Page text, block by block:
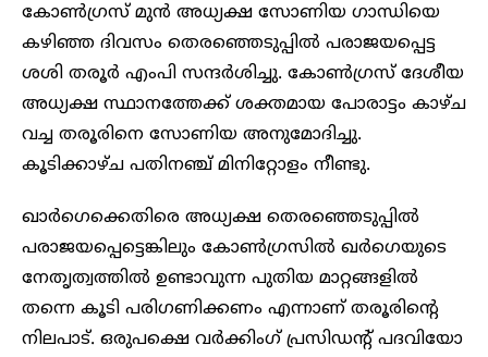
കോണ്‍ഗ്രസ് മുൻ അധ്യക്ഷ സോണിയ ഗാന്ധിയെ
കഴിഞ്ഞ ദിവസം തെരഞ്ഞെടുപ്പിൽ പരാജയപ്പെട്ട
ശശി തരൂര്‍ എംപി സന്ദ‍ര്‍ശിച്ചു. കോൺഗ്രസ് ദേശീയ
അധ്യക്ഷ സ്ഥാനത്തേക്ക് ശക്തമായ പോരാട്ടം കാഴ്ച
വച്ച തരൂരിനെ സോണിയ അനുമോദിച്ചു.
കൂടിക്കാഴ്ച പതിനഞ്ച് മിനിറ്റോളം നീണ്ടു.
ഖാർഗെക്കെതിരെ അധ്യക്ഷ തെരഞ്ഞെടുപ്പിൽ
പരാജയപ്പെട്ടെങ്കിലും കോൺഗ്രസിൽ ഖര്‍ഗെയുടെ
നേതൃത്വത്തിൽ ഉണ്ടാവുന്ന പുതിയ മാറ്റങ്ങളിൽ
തന്നെ കൂടി പരിഗണിക്കണം എന്നാണ് തരൂരിൻ്റെ
നിലപാട്. ഒരുപക്ഷെ വര്‍ക്കിംഗ് പ്രസിഡൻ്റ് പദവിയോ